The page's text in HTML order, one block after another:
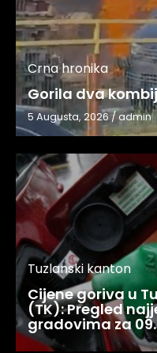
Crna hronika
Gorila dva
5 Augusta, 2026/admin
Tuzlanski kanton
Cijene goriva u
(TK): Pregled
gradovima za